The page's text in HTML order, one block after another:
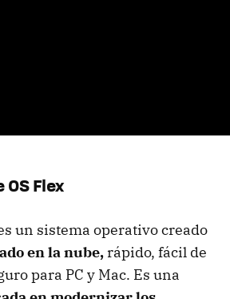
Flex
un sistema operativo creado
en la nube, rápido, fácil de
para PC y Mac. Es una